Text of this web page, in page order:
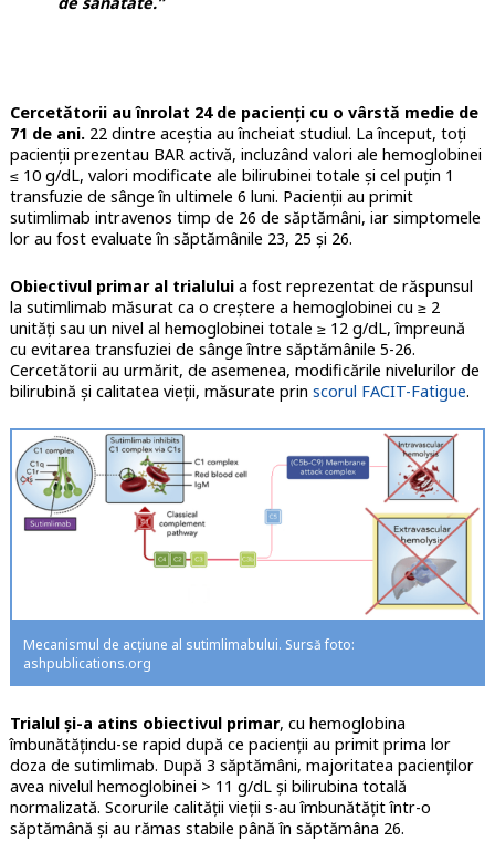
Cercetătorii au înrolat 24 de pacienţi cu o vârstă medie de
71 de ani.22 dintre aceştia au încheiat studiul. La început, toţi
pacienţii prezentau BAR activă, incluzând valori ale hemoglobinei
≤ 10 g/dL, valori modificate ale bilirubinei totale şi cel puţin 1
transfuzie de sânge în ultimele 6 luni. Pacienţii au primit
sutimlimab intravenos timp de 26 de săptămâni, iar simptomele
lor au fost evaluate în săptămânile 23, 25 şi 26.
Obiectivul primar al trialuluia fost reprezentat de răspunsul
la sutimlimab măsurat ca o creştere a hemoglobinei cu ≥ 2
unităţi sau un nivel al hemoglobinei totale ≥ 12 g/dL, împreună
cu evitarea transfuziei de sânge între săptămânile 5-26.
Cercetătorii au urmărit, de asemenea, modificările nivelurilor de
bilirubină şi calitatea vieţii, măsurate prin scorul FACIT-Fatigue.
Mecanismul de acţiune al sutimlimabului. Sursă foto:
ashpublications.org
Trialul şi-a atins obiectivul primar, cu hemoglobina
îmbunătăţindu-se rapid după ce pacienţii au primit prima lor
doza de sutimlimab. După 3 săptămâni, majoritatea pacienţilor
avea nivelul hemoglobinei > 11 g/dL şi bilirubina totală
normalizată. Scorurile calităţii vieţii s-au îmbunătăţit într-o
săptămână şi au rămas stabile până în săptămâna 26.